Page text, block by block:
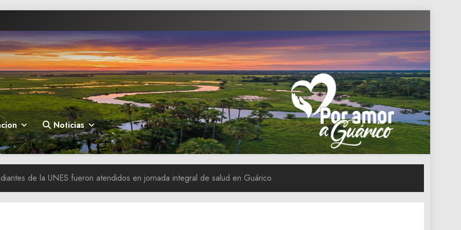
Noticias
de la UNES fueron atendidos en jornada integral de salud en Guárico